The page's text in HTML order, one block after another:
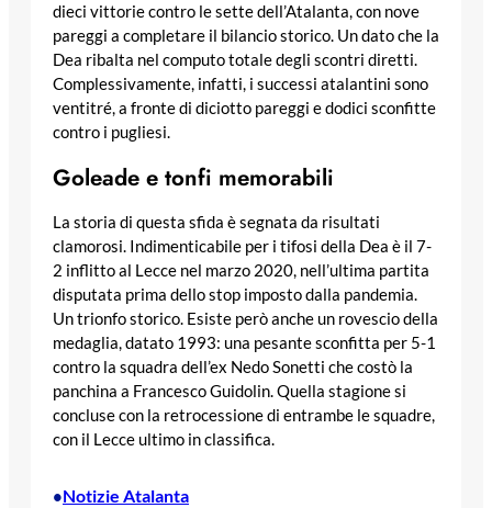
dieci vittorie contro le sette dell’Atalanta, con nove
pareggi a completare il bilancio storico. Un dato che la
Dea ribalta nel computo totale degli scontri diretti.
Complessivamente, infatti, i successi atalantini sono
ventitré, a fronte di diciotto pareggi e dodici sconfitte
contro i pugliesi.
Goleade e tonfi memorabili
La storia di questa sfida è segnata da risultati
clamorosi. Indimenticabile per i tifosi della Dea è il 7-
2 inflitto al Lecce nel marzo 2020, nell’ultima partita
disputata prima dello stop imposto dalla pandemia.
Un trionfo storico. Esiste però anche un rovescio della
medaglia, datato 1993: una pesante sconfitta per 5-1
contro la squadra dell’ex Nedo Sonetti che costò la
panchina a Francesco Guidolin. Quella stagione si
concluse con la retrocessione di entrambe le squadre,
con il Lecce ultimo in classifica.
•Notizie Atalanta